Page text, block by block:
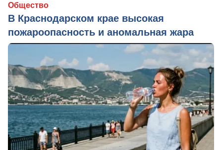
Общество
В Краснодарском крае высокая
пожароопасность и аномальная жара